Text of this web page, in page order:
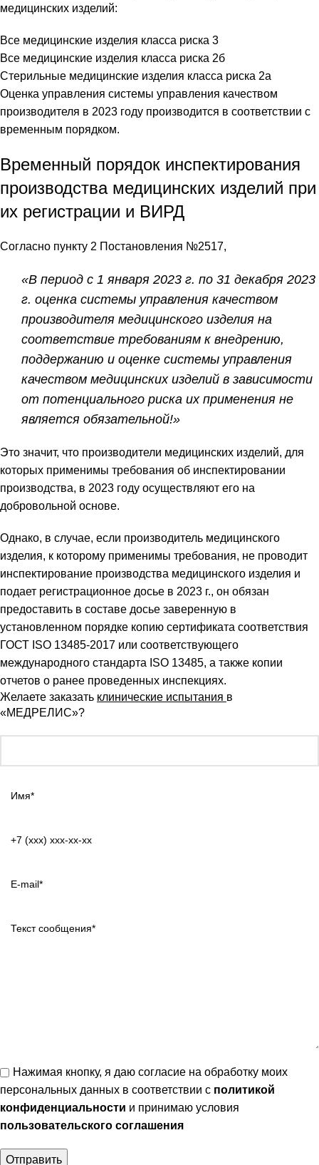
медицинских изделий:
Все медицинские изделия класса риска 3
Все медицинские изделия класса риска 2б
Стерильные медицинские изделия класса риска 2а
Оценка управления системы управления качеством
производителя в 2023 году производится в соответствии с
временным порядком.
Временный порядок инспектирования
производства медицинских изделий при
их регистрации и ВИРД
Согласно пункту 2 Постановления №2517,
«В период с 1 января 2023 г. по 31 декабря 2023
г. оценка системы управления качеством
производителя медицинского изделия на
соответствие требованиям к внедрению,
поддержанию и оценке системы управления
качеством медицинских изделий в зависимости
от потенциального риска их применения не
является обязательной!»
Это значит, что производители медицинских изделий, для
которых применимы требования об инспектировании
производства, в 2023 году осуществляют его на
добровольной основе.
Однако, в случае, если производитель медицинского
изделия, к которому применимы требования, не проводит
инспектирование производства медицинского изделия и
подает регистрационное досье в 2023 г., он обязан
предоставить в составе досье заверенную в
установленном порядке копию сертификата соответствия
ГОСТ ISO 13485-2017 или соответствующего
международного стандарта ISO 13485, а также копии
отчетов о ранее проведенных инспекциях.
Желаете заказать клинические испытания в
«МЕДРЕЛИС»?
Нажимая кнопку, я даю согласие на обработку моих
персональных данных в соответствии с политикой
конфиденциальности и принимаю условия
пользовательского соглашения